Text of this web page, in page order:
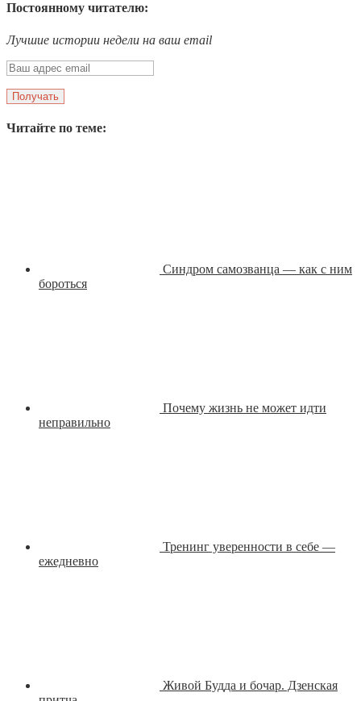
Постоянному читателю:
Лучшие истории недели на ваш email
Читайте по теме:
Синдром самозванца — как с ним
бороться
Почему жизнь не может идти
неправильно
Тренинг уверенности в себе —
ежедневно
Живой Будда и бочар. Дзенская